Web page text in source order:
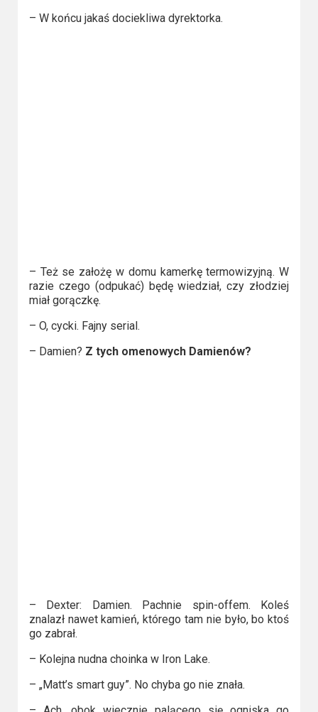
2015
– W końcu jakaś dociekliwa dyrektorka.
– Też se założę w domu kamerkę termowizyjną. W
razie czego (odpukać) będę wiedział, czy złodziej
miał gorączkę.
– O, cycki. Fajny serial.
– Damien? Z tych omenowych Damienów?
– Dexter: Damien. Pachnie spin-offem. Koleś
znalazł nawet kamień, którego tam nie było, bo ktoś
go zabrał.
– Kolejna nudna choinka w Iron Lake.
– „Matt’s smart guy”. No chyba go nie znała.